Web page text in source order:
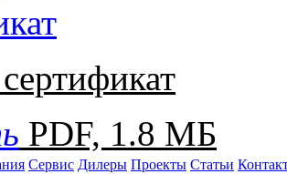
PDF, 1.8 МБ
Сервис Дилеры Проекты Статьи